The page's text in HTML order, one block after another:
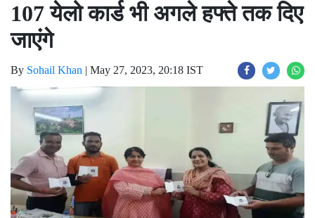
107 येलो कार्ड भी अगले हफ्ते तक दिए
जाएंगे
By Sohail Khan | May 27, 2023, 20:18 IST